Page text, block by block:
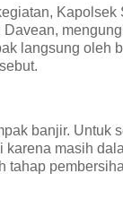
Kapolsek
Davean,
langsung oleh
banjir. Untuk
karena masih
tahap